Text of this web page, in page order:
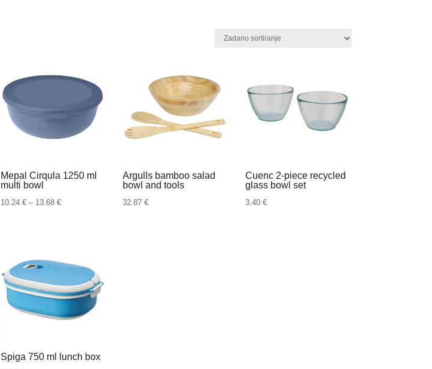
Mepal Cirqula 1250 ml
multi bowl
10.24 € – 13.68 €Raspon
do
Argulls bamboo salad
bowl and tools
32.87€
Cuenc 2-piece recycled
glass bowl set
3.40 €
Spiga 750 ml lunch box